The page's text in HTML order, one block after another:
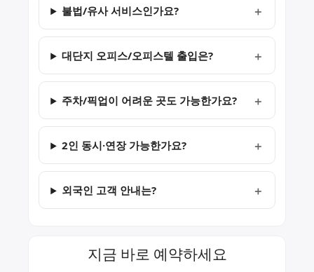
불법/유사 서비스인가요?
대단지 오피스/오피스텔 출입은?
주차/픽업이 어려운 곳도 가능한가요?
2인 동시·연장 가능한가요?
외국인 고객 안내는?
지금 바로 예약하세요